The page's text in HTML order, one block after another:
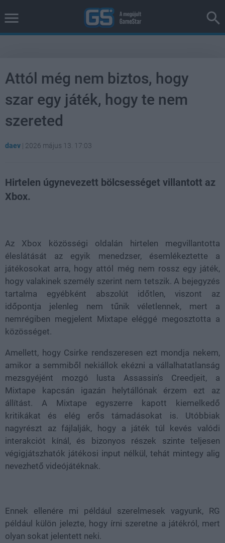
Attól még nem biztos, hogy
szar egy játék, hogy te nem
szereted
daev | 2026 május 13. 17:03
Hirtelen úgynevezett bölcsességet villantott az
Xbox.
Az Xbox közösségi oldalán hirtelen megvillantotta
éleslátását az egyik menedzser, ésemlékeztette a
játékosokat arra, hogy attól még nem rossz egy játék,
hogy valakinek személy szerint nem tetszik. A bejegyzés
tartalma egyébként abszolút időtlen, viszont az
időpontja jelenleg nem tűnik véletlennek, mert a
nemrégiben megjelent Mixtape eléggé megosztotta a
közösséget.
Amellett, hogy Csirke rendszeresen ezt mondja nekem,
amikor a semmiből nekiállok ekézni a vállalhatatlanság
mezsgyéjént mozgó lusta Assassin's Creedjeit, a
Mixtape kapcsán igazán helytállónak érzem ezt az
állítást. A Mixtape egyszerre kapott kiemelkedő
kritikákat és elég erős támadásokat is. Utóbbiak
nagyrészt az fájlalják, hogy a játék túl kevés valódi
interakciót kínál, és bizonyos részek szinte teljesen
végigjátszhatók játékosi input nélkül, tehát mintegy alig
nevezhető videójátéknak.
Ennek ellenére mi például szerelmesek vagyunk, RG
például külön jelezte, hogy írni szeretne a játékról, mert
olyan sokat jelentett neki.